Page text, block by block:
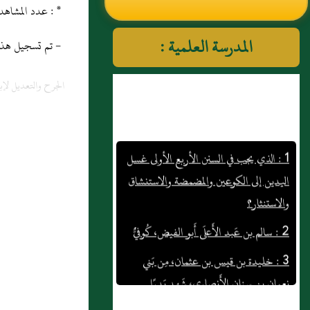
النووي رحمهم الله تعالى
المدرسة العلمية :
1 : الذي يجب في السنن الأربع الأولى غسل
اليدين إلى الكوعين والمضمضة والاستنشاق
والاستنثار؟
2 : سالم بن عَبد الأَعلَى أَبو الفيض، كُوفيٌّ
3 : خليدة بن قيس بن عثمان، مِن بَني
نعمان بن سنان الأَنصاري، شَهِد بَدرًا
4 : عيسَى بن علي بن عَبد الله بن عباس
* : عدد المشاهدات و التنزيل منذ 21 ماي
- تم تسجيل هذه
الجرح والتعديل